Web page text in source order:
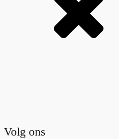
Volg ons